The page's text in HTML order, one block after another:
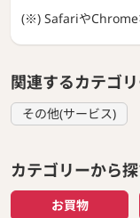
(※) SafariやChrome
関連するカテゴ
その他(サービス)
カテゴリーから
お買物